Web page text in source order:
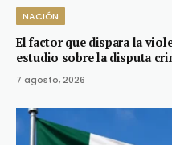
NACIÓN
El factor que dispara la
estudio sobre la disputa
7 agosto, 2026